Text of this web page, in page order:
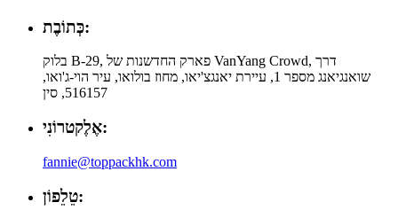
כְּתוֹבֶת:
בלוק B-29, פארק החדשנות של VanYang Crowd, דרך
שואנגיאנג מספר 1, עיירת יאנגצ'יאו, מחוז בולואו, עיר הוי-ג'ואו,
516157, סין
אֶלֶקטרוֹנִי:
fannie@toppackhk.com
טֵלֵפוֹן: